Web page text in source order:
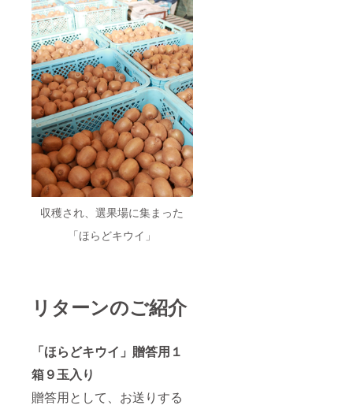
収穫され、選果場に集まった
「ほらどキウイ」
リターンのご紹介
「ほらどキウイ」贈答用１
箱９玉入り
贈答用として、お送りする